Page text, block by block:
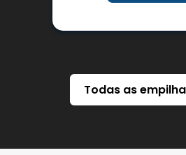
Todas as